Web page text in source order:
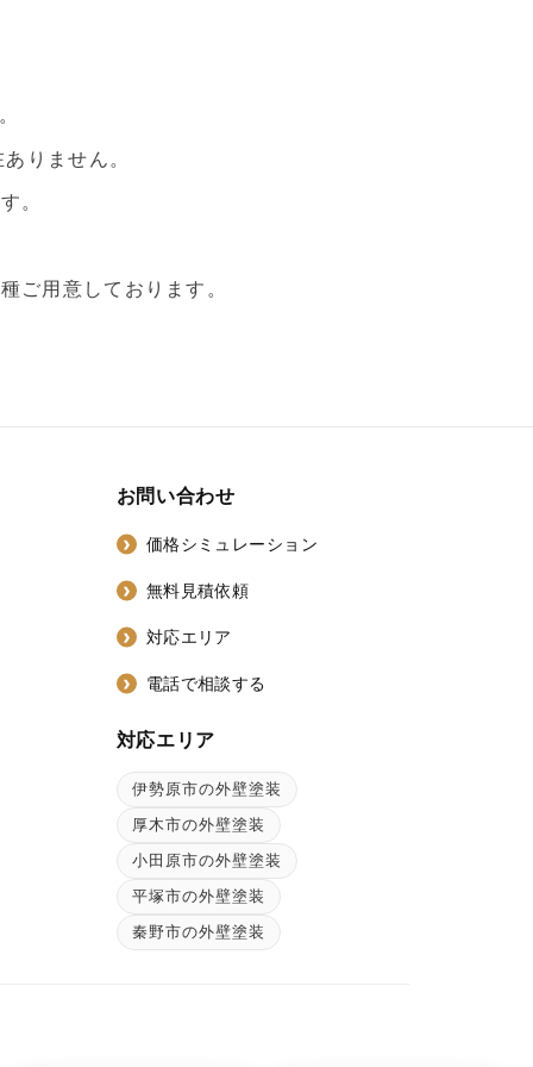
りません。
。
ご用意しております。
お問い合わせ
価格シミュレーション
無料見積依頼
対応エリア
電話で相談する
対応エリア
伊勢原市の外壁塗装
厚木市の外壁塗装
小田原市の外壁塗装
平塚市の外壁塗装
秦野市の外壁塗装